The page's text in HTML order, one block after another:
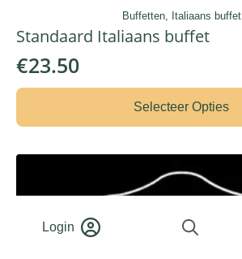
Buffetten, Italiaans buffet
Standaard Italiaans buffet
€23.50
Selecteer Opties
Login